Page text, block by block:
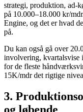
strategi, produktion, ad-
på 10.000–18.000 kr/
Engine, og det er hvad
på.
Du kan også gå over
involvering, kvartalsvise
for de fleste
15K/mdr det rigtige
3.